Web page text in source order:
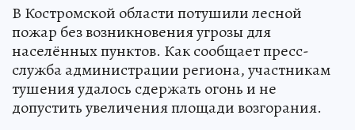
В Костромской области потушили лесной
пожар без возникновения угрозы для
населённых пунктов. Как сообщает пресс-
служба администрации региона, участникам
тушения удалось сдержать огонь и не
допустить увеличения площади возгорания.